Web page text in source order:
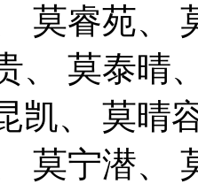
莫睿苑、
、
莫泰晴
凯、
莫晴
莫宁潜、